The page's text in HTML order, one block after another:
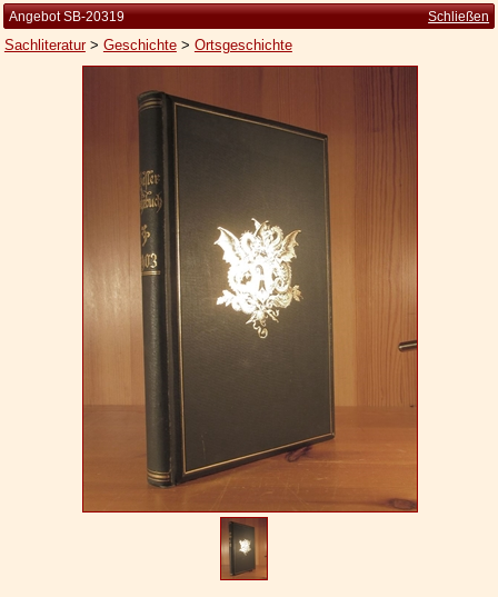
Die Brockhaus Auflagen
Die Meyer Auflagen
Zu den Angeboten
Widerrufsbelehrung
Datenschutzerklärung
Angebot SB-20319 Schließen
Sachliteratur> Geschichte> Ortsgeschichte